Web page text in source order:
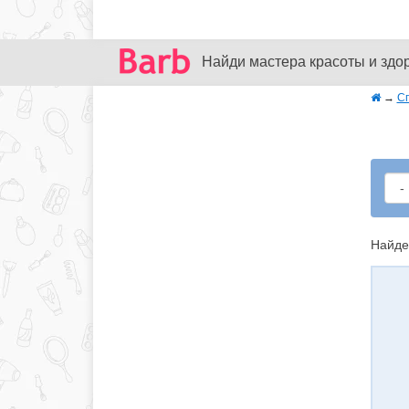
Найди мастера красоты и
→